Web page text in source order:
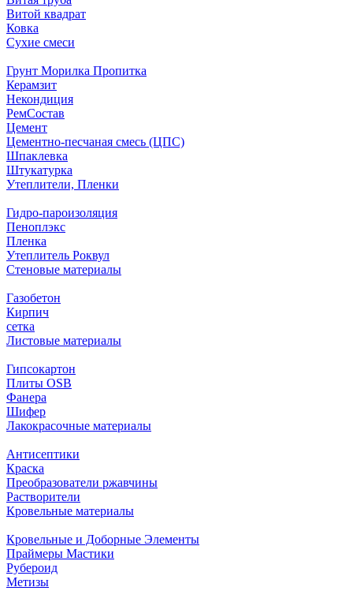
Витой квадрат
Ковка
Сухие смеси
Грунт Морилка Пропитка
Керамзит
Некондиция
РемСостав
Цемент
Цементно-песчаная смесь (ЦПС)
Шпаклевка
Штукатурка
Утеплители, Пленки
Гидро-пароизоляция
Пеноплэкс
Пленка
Утеплитель Роквул
Стеновые материалы
Газобетон
Кирпич
сетка
Листовые материалы
Гипсокартон
Плиты ОSB
Фанера
Шифер
Лакокрасочные материалы
Антисептики
Краска
Преобразователи ржавчины
Растворители
Кровельные материалы
Кровельные и Доборные Элементы
Праймеры Мастики
Рубероид
Метизы